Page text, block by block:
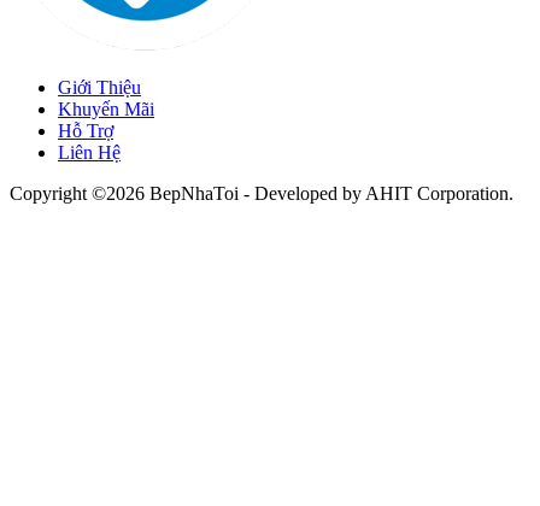
Giới Thiệu
Khuyến Mãi
Hỗ Trợ
Liên Hệ
Copyright ©2026 BepNhaToi - Developed by AHIT Corporation.